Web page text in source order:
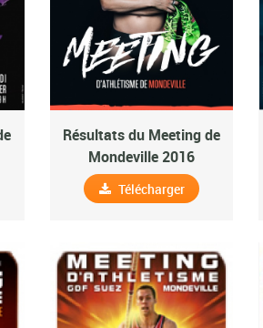
Résultats du Meeting de
Mondeville 2016
Télécharger